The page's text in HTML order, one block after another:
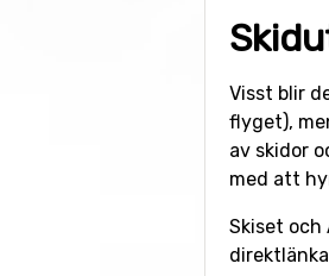
Visst blir
flyget),
av skidor
med att
Skiset